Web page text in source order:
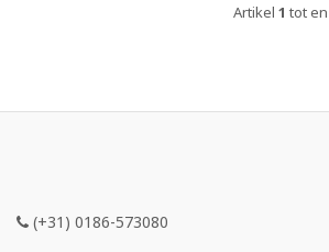
Artikel 1 tot
(+31) 0186-573080